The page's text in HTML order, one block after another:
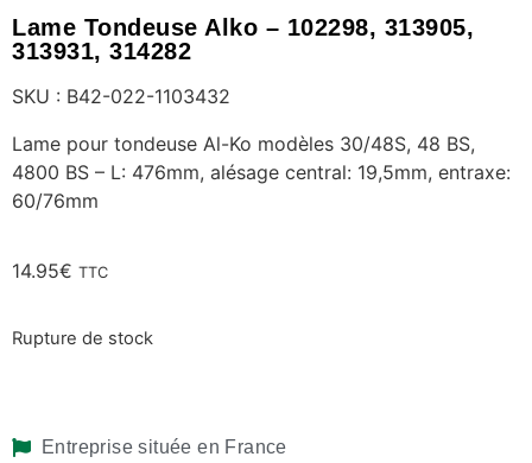
Lame Tondeuse Alko – 102298, 313905,
313931, 314282
SKU : B42-022-1103432
Lame pour tondeuse Al-Ko modèles 30/48S, 48 BS,
4800 BS – L: 476mm, alésage central: 19,5mm, entraxe:
60/76mm
14.95€ TTC
Rupture de stock
Entreprise située en France